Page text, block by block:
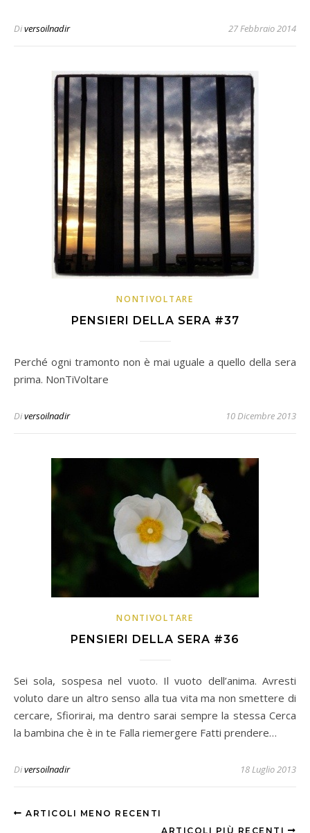
Diversoilnadir 27 Febbraio 2014
NONTIVOLTARE
PENSIERI DELLA SERA #37
Perché ogni tramonto non è mai uguale a quello della sera
prima. NonTiVoltare
Diversoilnadir 10 Dicembre 2013
NONTIVOLTARE
PENSIERI DELLA SERA #36
Sei sola, sospesa nel vuoto. Il vuoto dell’anima. Avresti
voluto dare un altro senso alla tua vita ma non smettere di
cercare, Sfiorirai, ma dentro sarai sempre la stessa Cerca
la bambina che è in te Falla riemergere Fatti prendere…
Diversoilnadir 18 Luglio 2013
ARTICOLI MENO RECENTI
ARTICOLI PIÙ RECENTI